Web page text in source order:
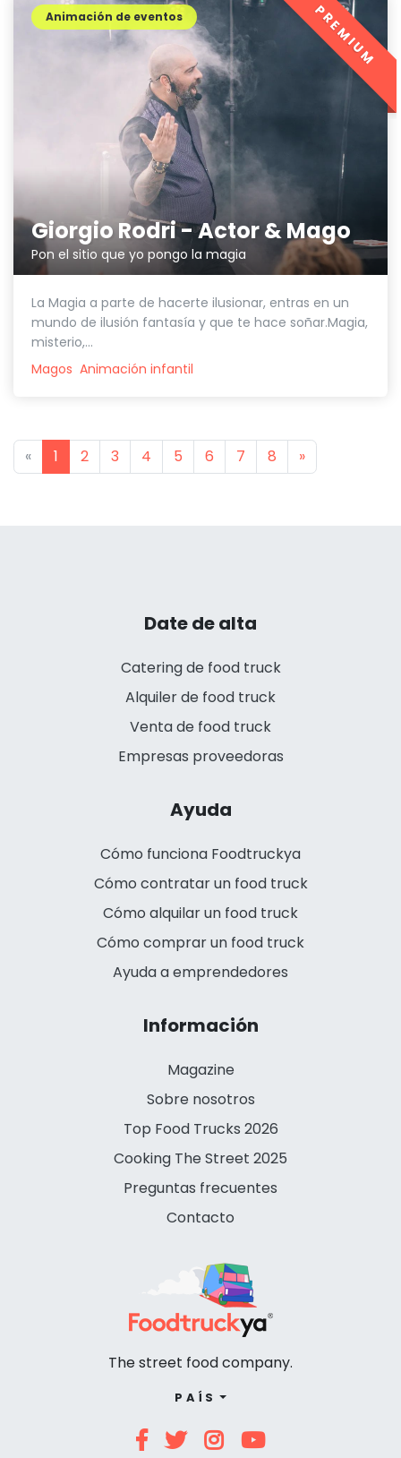
Giorgio Rodri - Actor & Mago
Pon el sitio que yo pongo la magia
Animación de eventos
La Magia a parte de hacerte ilusionar, entras en un
mundo de ilusión fantasía y que te hace soñar.Magia,
misterio,...
Magos Animación infantil
PREMIUM
«Previous
1 2 3 4 5 6 7 8 »Next
Date de alta
Catering de food truck
Alquiler de food truck
Venta de food truck
Empresas proveedoras
Ayuda
Cómo funciona Foodtruckya
Cómo contratar un food truck
Cómo alquilar un food truck
Cómo comprar un food truck
Ayuda a emprendedores
Información
Magazine
Sobre nosotros
Top Food Trucks 2026
Cooking The Street 2025
Preguntas frecuentes
Contacto
The street food company.
PAÍS